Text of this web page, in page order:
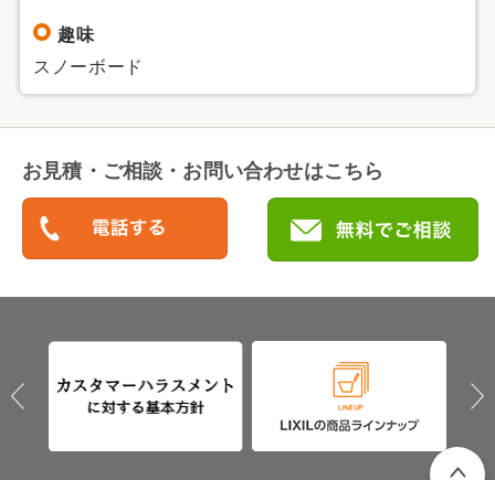
趣味
スノーボード
お見積・ご相談・お問い合わせはこちら